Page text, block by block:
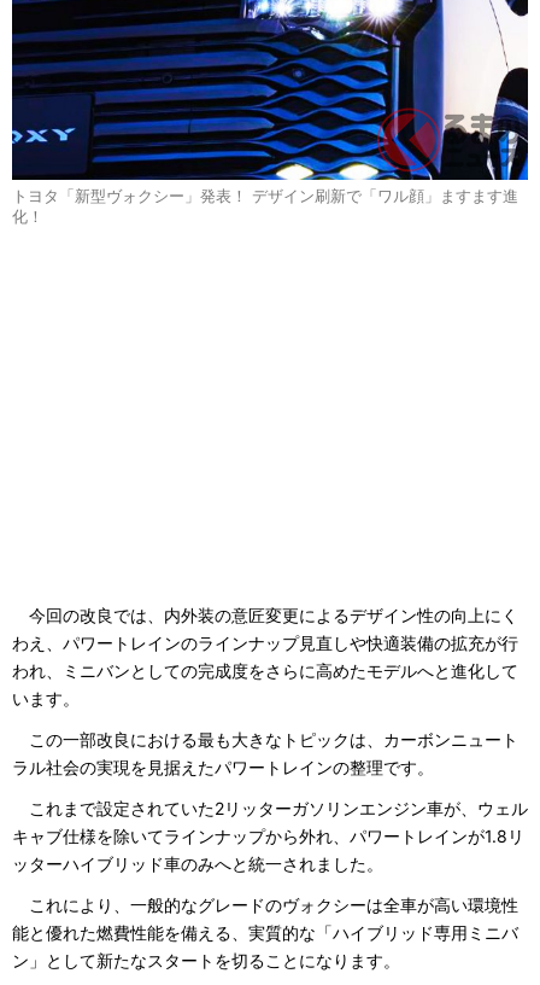
トヨタ「新型ヴォクシー」発表！ デザイン刷新で「ワル顔」ますます進
化！
今回の改良では、内外装の意匠変更によるデザイン性の向上にく
わえ、パワートレインのラインナップ見直しや快適装備の拡充が行
われ、ミニバンとしての完成度をさらに高めたモデルへと進化して
います。
この一部改良における最も大きなトピックは、カーボンニュート
ラル社会の実現を見据えたパワートレインの整理です。
これまで設定されていた2リッターガソリンエンジン車が、ウェル
キャブ仕様を除いてラインナップから外れ、パワートレインが1.8リ
ッターハイブリッド車のみへと統一されました。
これにより、一般的なグレードのヴォクシーは全車が高い環境性
能と優れた燃費性能を備える、実質的な「ハイブリッド専用ミニバ
ン」として新たなスタートを切ることになります。